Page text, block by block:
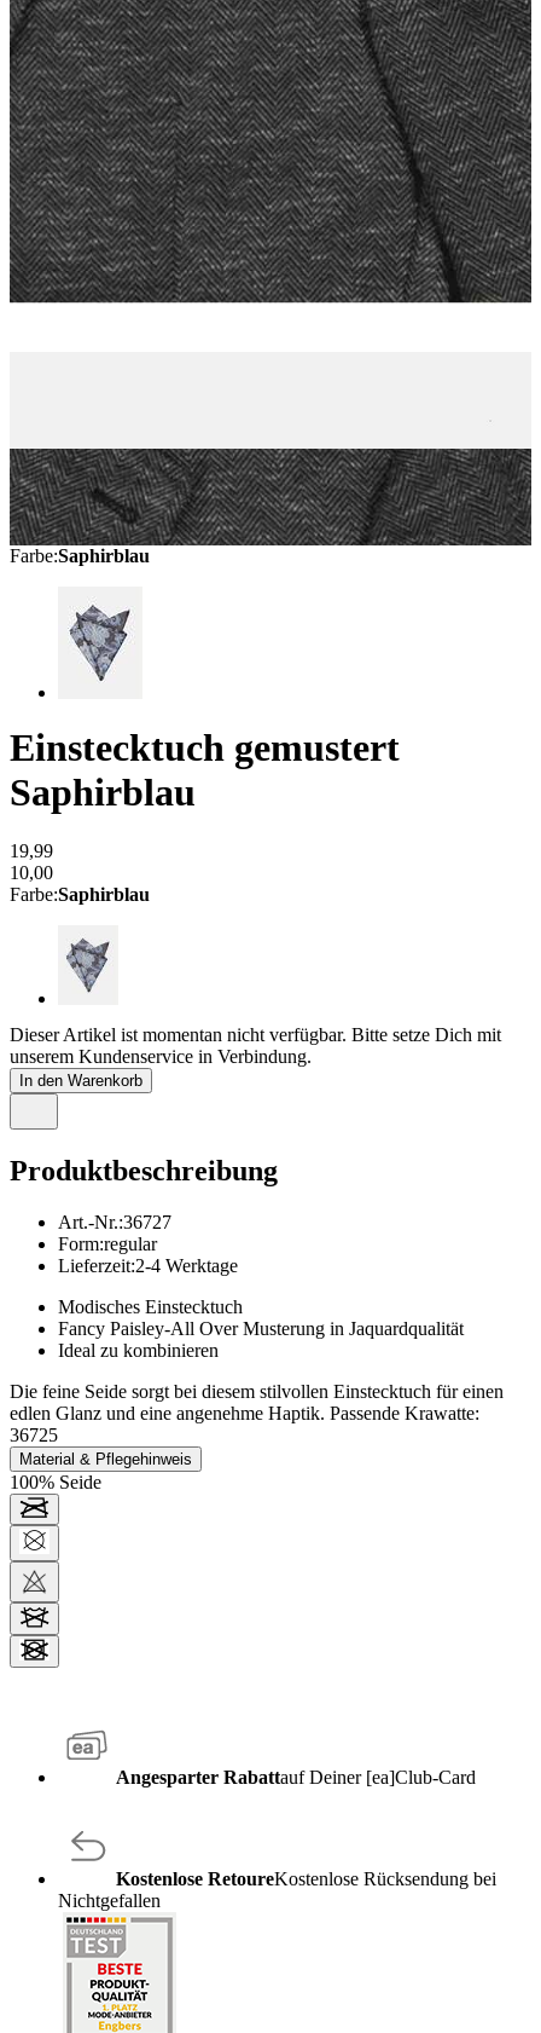
Farbe:Saphirblau
Einstecktuch gemustert
Saphirblau
19,99
10,00
Farbe:Saphirblau
Dieser Artikel ist momentan nicht verfügbar. Bitte setze Dich mit
unserem Kundenservice in Verbindung.
In den Warenkorb
Produktbeschreibung
Art.-Nr.:36727
Form:regular
Lieferzeit:2-4 Werktage
Modisches Einstecktuch
Fancy Paisley-All Over Musterung in Jaquardqualität
Ideal zu kombinieren
Die feine Seide sorgt bei diesem stilvollen Einstecktuch für einen
edlen Glanz und eine angenehme Haptik. Passende Krawatte:
36725
Material & Pflegehinweis
100% Seide
Angesparter Rabattauf Deiner [ea]Club-Card
Kostenlose RetoureKostenlose Rücksendung bei
Nichtgefallen